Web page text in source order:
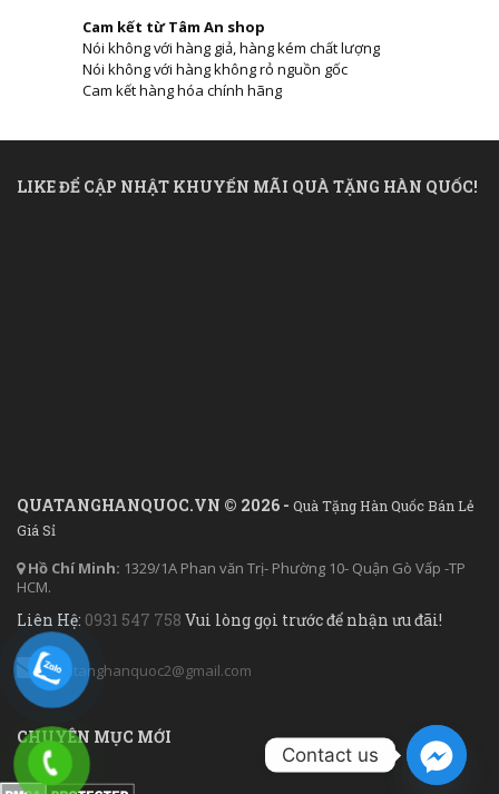
Cam kết từ Tâm An shop
Nói không với hàng giả, hàng kém chất lượng
Nói không với hàng không rỏ nguồn gốc
Cam kết hàng hóa chính hãng
LIKE ĐỂ CẬP NHẬT KHUYẾN MÃI QUÀ TẶNG HÀN QUỐC!
QUATANGHANQUOC.VN © 2026 - Quà Tặng Hàn Quốc Bán Lẻ
Giá Sỉ
Hồ Chí Minh: 1329/1A Phan văn Trị- Phường 10- Quận Gò Vấp -TP
HCM.
Liên Hệ: 0931 547 758 Vui lòng gọi trước để nhận ưu đãi!
quatanghanquoc2@gmail.com
CHUYÊN MỤC MỚI
Contact us